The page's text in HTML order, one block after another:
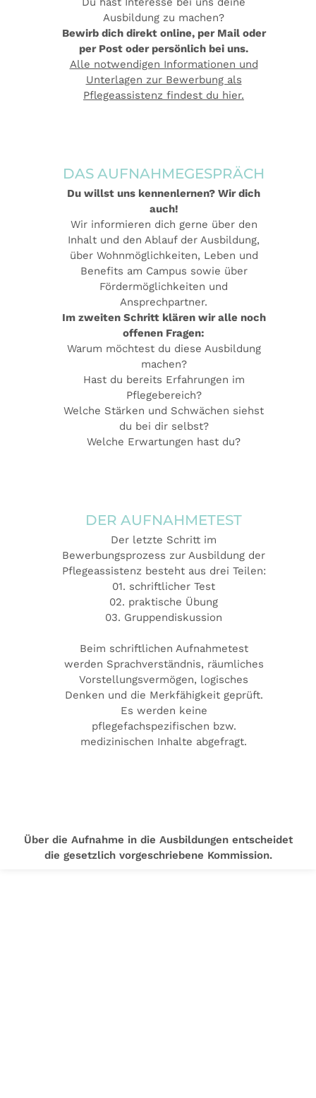
Ausbildung zu machen?
Bewirb dich direkt online, per Mail oder
per Post oder persönlich bei uns.
Alle notwendigen Informationen und
Unterlagen zur Bewerbung als
Pflegeassistenz findest du hier.
DAS AUFNAHME­GESPRÄCH
Du willst uns kennenlernen? Wir dich
auch!
Wir informieren dich gerne über den
Inhalt und den Ablauf der Ausbildung,
über Wohnmöglichkeiten, Leben und
Benefits am Campus sowie über
Fördermöglichkeiten und
Ansprechpartner.
Im zweiten Schritt klären wir alle noch
offenen Fragen:
Warum möchtest du diese Ausbildung
machen?
Hast du bereits Erfahrungen im
Pflegebereich?
Welche Stärken und Schwächen siehst
du bei dir selbst?
Welche Erwartungen hast du?
DER AUFNAHMETEST
Der letzte Schritt im
Bewerbungsprozess zur Ausbildung der
Pflegeassistenz besteht aus drei Teilen:
01. schriftlicher Test
02. praktische Übung
03. Gruppendiskussion
Beim schriftlichen Aufnahmetest
werden Sprachverständnis, räumliches
Vorstellungsvermögen, logisches
Denken und die Merkfähigkeit geprüft.
Es werden keine
pflegefachspezifischen bzw.
medizinischen Inhalte abgefragt.
Über die Aufnahme in die Ausbildungen entscheidet
die gesetzlich vorgeschriebene Kommission.